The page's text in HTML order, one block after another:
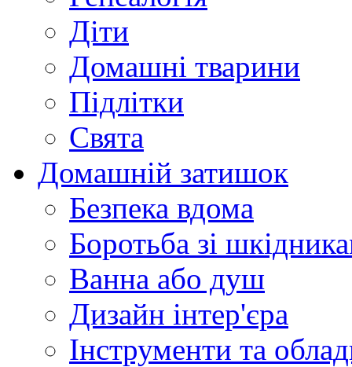
Діти
Домашні тварини
Підлітки
Свята
Домашній затишок
Безпека вдома
Боротьба зі
Ванна або душ
Дизайн інтер'єра
Інструменти та